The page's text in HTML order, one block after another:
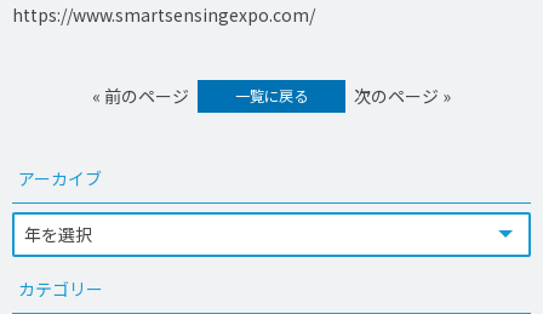
https://www.smartsensingexpo.com/
« 前のページ 一覧に戻る 次のページ »
アーカイブ
カテゴリー